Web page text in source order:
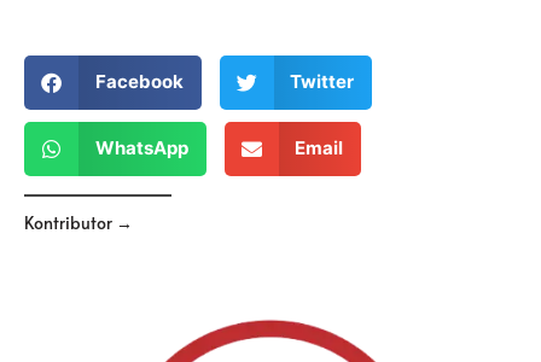
Facebook Twitter
WhatsApp Email
Kontributor →